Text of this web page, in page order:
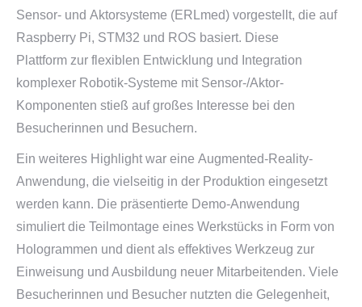
Sensor- und Aktorsysteme (ERLmed) vorgestellt, die auf
Raspberry Pi, STM32 und ROS basiert. Diese
Plattform zur flexiblen Entwicklung und Integration
komplexer Robotik-Systeme mit Sensor-/Aktor-
Komponenten stieß auf großes Interesse bei den
Besucherinnen und Besuchern.
Ein weiteres Highlight war eine Augmented-Reality-
Anwendung, die vielseitig in der Produktion eingesetzt
werden kann. Die präsentierte Demo-Anwendung
simuliert die Teilmontage eines Werkstücks in Form von
Hologrammen und dient als effektives Werkzeug zur
Einweisung und Ausbildung neuer Mitarbeitenden. Viele
Besucherinnen und Besucher nutzten die Gelegenheit,